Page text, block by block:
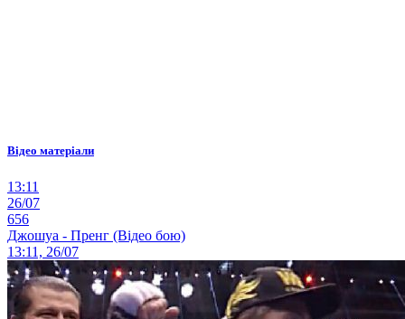
Відео матеріали
13:11
26/07
656
Джошуа - Пренг (Відео бою)
13:11, 26/07